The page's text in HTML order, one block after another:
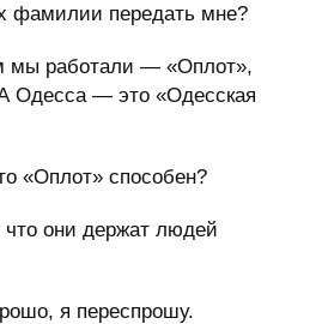
фамилии передать мне?
мы работали — «Оплот»,
Одесса — это «Одесская
«Оплот» способен?
что они держат людей
я переспрошу.